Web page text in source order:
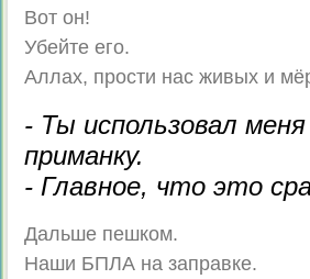
Вот он!
Убейте его.
Аллах, прости нас живых и
- Ты использовал меня
приманку.
- Главное, что это
Дальше пешком.
Наши БПЛА на заправке.